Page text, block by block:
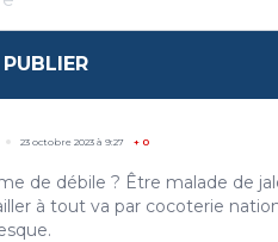
PUBLIER
23 octobre 2023 à 9:27 + 0
de débile ? Être malade de
à tout va par cocoterie